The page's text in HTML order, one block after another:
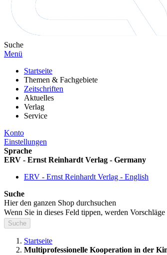
Suche
Menü
Startseite
Themen & Fachgebiete
Zeitschriften
Aktuelles
Verlag
Service
Konto
Einstellungen
Sprache
ERV - Ernst Reinhardt Verlag - Germany
ERV - Ernst Reinhardt Verlag - English
Suche
Hier den ganzen Shop durchsuchen
Wenn Sie in dieses Feld tippen, werden
Suche
Startseite
Multiprofessionelle Kooperation in der